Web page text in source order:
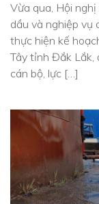
Vừa qua, Hội
dầu và nghiệp vụ
thực hiện kế
Tây tỉnh Đắk Lắk,
cán bộ, lực […]